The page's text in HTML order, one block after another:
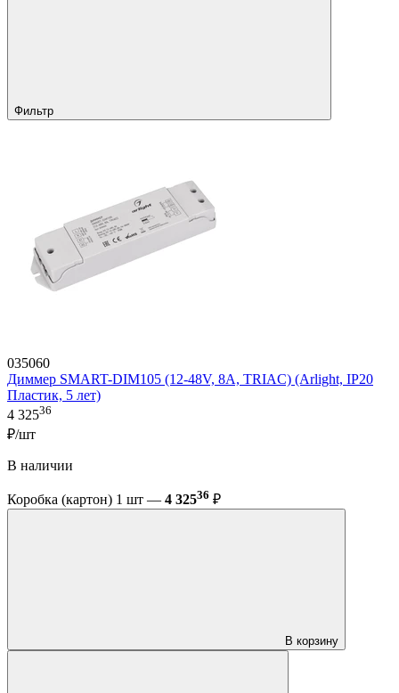
Фильтр
035060
Диммер SMART-DIM105 (12-48V, 8A, TRIAC) (Arlight, IP20
Пластик, 5 лет)
4 32536
₽/шт
В наличии
Коробка (картон) 1 шт — 4 32536 ₽
В корзину